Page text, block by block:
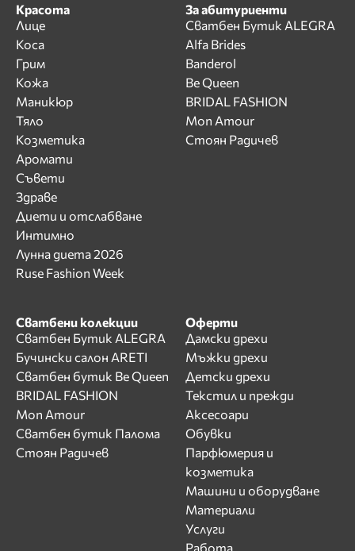
Красота
Лице
Коса
Грим
Кожа
Маникюр
Тяло
Козметика
Аромати
Съвети
Здраве
Диети и отслабване
Интимно
Лунна диета 2026
Ruse Fashion Week
За абитуриенти
Сватбен Бутик ALEGRA
Alfa Brides
Banderol
Be Queen
BRIDAL FASHION
Mon Amour
Стоян Радичев
Сватбени колекции
Сватбен Бутик ALEGRA
Бучински салон ARETI
Сватбен бутик Be Queen
BRIDAL FASHION
Mon Amour
Сватбен бутик Палома
Стоян Радичев
Оферти
Дамски дрехи
Мъжки дрехи
Детски дрехи
Текстил и прежди
Аксесоари
Обувки
Парфюмерия и
козметика
Машини и оборудване
Материали
Услуги
Работа